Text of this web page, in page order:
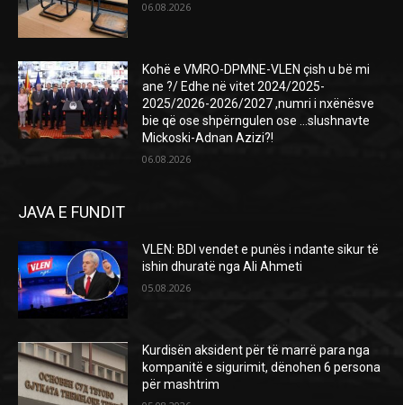
06.08.2026
Kohë e VMRO-DPMNE-VLEN çish u bë mi
ane ?/ Edhe në vitet 2024/2025-
2025/2026-2026/2027 ,numri i nxënësve
bie që ose shpërngulen ose …slushnavte
Mickoski-Adnan Azizi?!
06.08.2026
JAVA E FUNDIT
VLEN: BDI vendet e punës i ndante sikur të
ishin dhuratë nga Ali Ahmeti
05.08.2026
Kurdisën aksident për të marrë para nga
kompanitë e sigurimit, dënohen 6 persona
për mashtrim